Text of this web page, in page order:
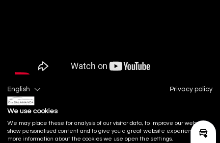
Equipamiento
serie incluido
English Privacy policy
We use cookies
We may place these for analysis of our visitor data, to improve our website,
show personalised content and to give you a great website experience. For
more information about the cookies we use open the settings.